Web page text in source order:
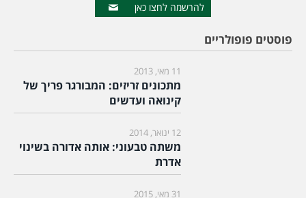
להרשמה לחצו כאן
פוסטים פופולריים
11 מאי, 2013
מתכונים זריזים: המבורגר פריך של
קינואה ועדשים
12 ינואר, 2014
משתה טבעוני: אותה אדורה בשינוי
אדרת
31 מאי, 2015